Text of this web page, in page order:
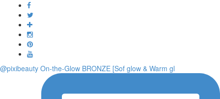
@pixibeauty On-the-Glow BRONZE [Sof glow & Warm gl